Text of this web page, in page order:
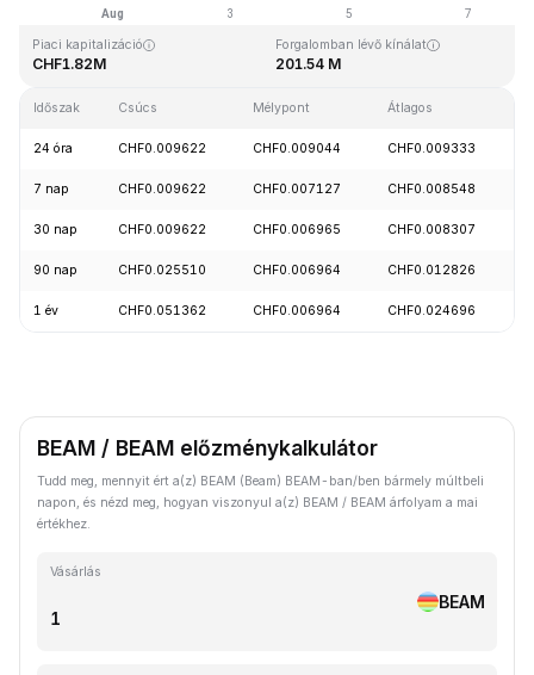
CHF0.006168
Piaci kapitalizáció
CHF1.82M
Forgalomban lévő kínálat
201.54 M
Időszak Csúcs Mélypont Átlagos
24 óra CHF0.009622 CHF0.009044 CHF0.009333
7 nap CHF0.009622 CHF0.007127 CHF0.008548
30 nap CHF0.009622 CHF0.006965 CHF0.008307
90 nap CHF0.025510 CHF0.006964 CHF0.012826
1 év CHF0.051362 CHF0.006964 CHF0.024696
BEAM / BEAM előzménykalkulátor
Tudd meg, mennyit ért a(z) BEAM (Beam) BEAM-ban/ben bármely múltbeli
napon, és nézd meg, hogyan viszonyul a(z) BEAM / BEAM árfolyam a mai
értékhez.
Vásárlás
BEAM